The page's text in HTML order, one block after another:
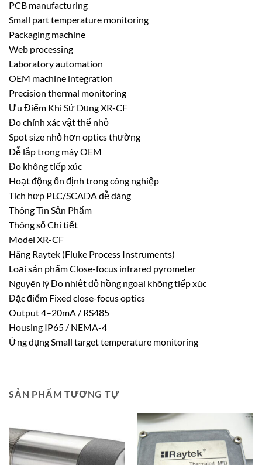
PCB manufacturing
Small part temperature monitoring
Packaging machine
Web processing
Laboratory automation
OEM machine integration
Precision thermal monitoring
Ưu Điểm Khi Sử Dụng XR-CF
Đo chính xác vật thể nhỏ
Spot size nhỏ hơn optics thường
Dễ lắp trong máy OEM
Đo không tiếp xúc
Hoạt động ổn định trong công nghiệp
Tích hợp PLC/SCADA dễ dàng
Thông Tin Sản Phẩm
Thông số Chi tiết
Model XR-CF
Hãng Raytek (Fluke Process Instruments)
Loại sản phẩm Close-focus infrared pyrometer
Nguyên lý Đo nhiệt độ hồng ngoại không tiếp xúc
Đặc điểm Fixed close-focus optics
Output 4–20mA / RS485
Housing IP65 / NEMA-4
Ứng dụng Small target temperature monitoring
SẢN PHẨM TƯƠNG TỰ